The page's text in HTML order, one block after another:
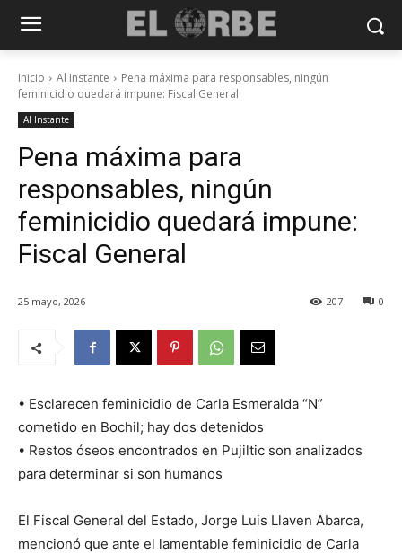
Inicio Al Instante
Pena máxima para responsables, ningún
feminicidio quedará impune: Fiscal General
Al Instante
Pena máxima para
responsables, ningún
feminicidio quedará impune:
Fiscal General
25 mayo, 2026 0
207
• Esclarecen feminicidio de Carla Esmeralda “N”
cometido en Bochil; hay dos detenidos
• Restos óseos encontrados en Pujiltic son analizados
para determinar si son humanos
El Fiscal General del Estado, Jorge Luis Llaven Abarca,
mencionó que ante el lamentable feminicidio de Carla